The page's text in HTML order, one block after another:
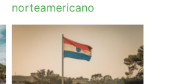
norteamericano